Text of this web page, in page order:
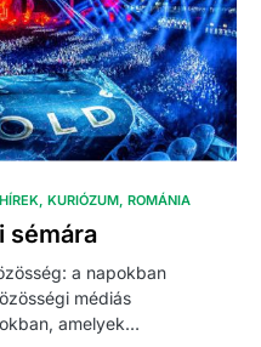
KURIÓZUM ROMÁNIA
sémára
a napokban
médiás
amelyek…